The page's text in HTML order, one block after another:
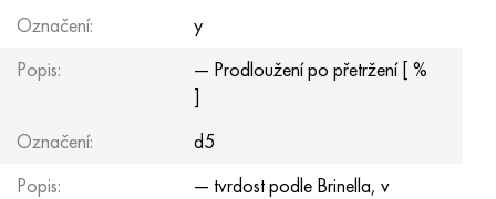
Označení:
y
Popis:
— Prodloužení po přetržení [ %
]
Označení:
d5
Popis:
— tvrdost podle Brinella, v